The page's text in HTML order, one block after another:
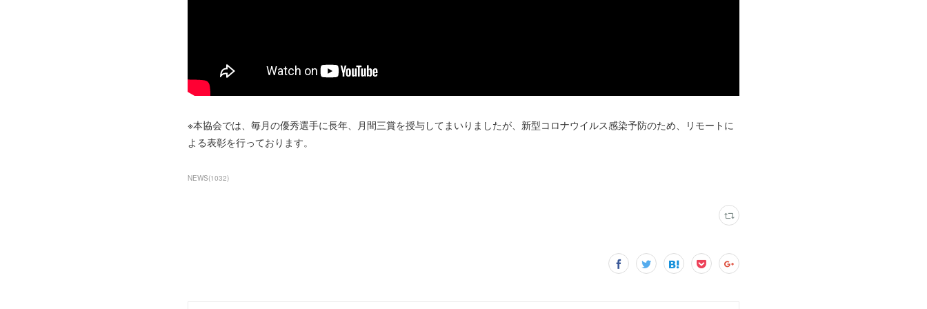
※本協会では、毎月の優秀選手に長年、月間三賞を授与してまいりましたが、新型コロナウイルス感染予防のため、リモートに
よる表彰を行っております。
NEWS(1032)